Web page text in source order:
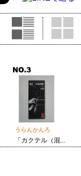
うらんかんろ
「カクテル（混...